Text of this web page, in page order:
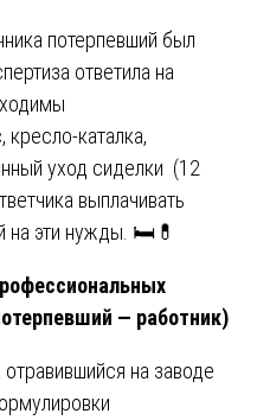
потерпевший был
ответила на
каталка,
уход сиделки (12
выплачивать
на эти нужды. 🛏️💊
— работник)
на заводе